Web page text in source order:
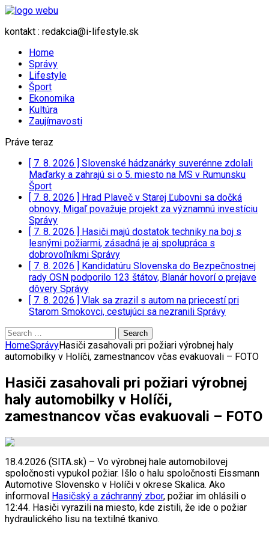
kontakt : redakcia@i-lifestyle.sk
Home
Správy
Lifestyle
Šport
Ekonomika
Kultúra
Zaujímavosti
Práve teraz
[ 7. 8. 2026 ] Slovenské hádzanárky suverénne zdolali
Maďarky a zahrajú si o 5. miesto na MS v Rumunsku
Šport
[ 7. 8. 2026 ] Hrad Plaveč v Starej Ľubovni sa dočká
obnovy, Migaľ považuje projekt za významnú investíciu
Správy
[ 7. 8. 2026 ] Hasiči majú dostatok techniky na boj s
lesnými požiarmi, zásadná je aj spolupráca s
dobrovoľníkmi Správy
[ 7. 8. 2026 ] Kandidatúru Slovenska do Bezpečnostnej
rady OSN podporilo 123 štátov, Blanár hovorí o prejave
dôvery Správy
[ 7. 8. 2026 ] Vlak sa zrazil s autom na priecestí pri
Starom Smokovci, cestujúci sa nezranili Správy
Search
for:
HomeSprávyHasiči zasahovali pri požiari výrobnej haly
automobilky v Holíči, zamestnancov včas evakuovali – FOTO
Hasiči zasahovali pri požiari výrobnej
haly automobilky v Holíči,
zamestnancov včas evakuovali – FOTO
18.4.2026 (SITA.sk) – Vo výrobnej hale automobilovej
spoločnosti vypukol požiar. Išlo o halu spoločnosti Eissmann
Automotive Slovensko v Holíči v okrese Skalica. Ako
informoval Hasičský a záchranný zbor, požiar im ohlásili o
12:44. Hasiči vyrazili na miesto, kde zistili, že ide o požiar
hydraulického lisu na textilné tkanivo.